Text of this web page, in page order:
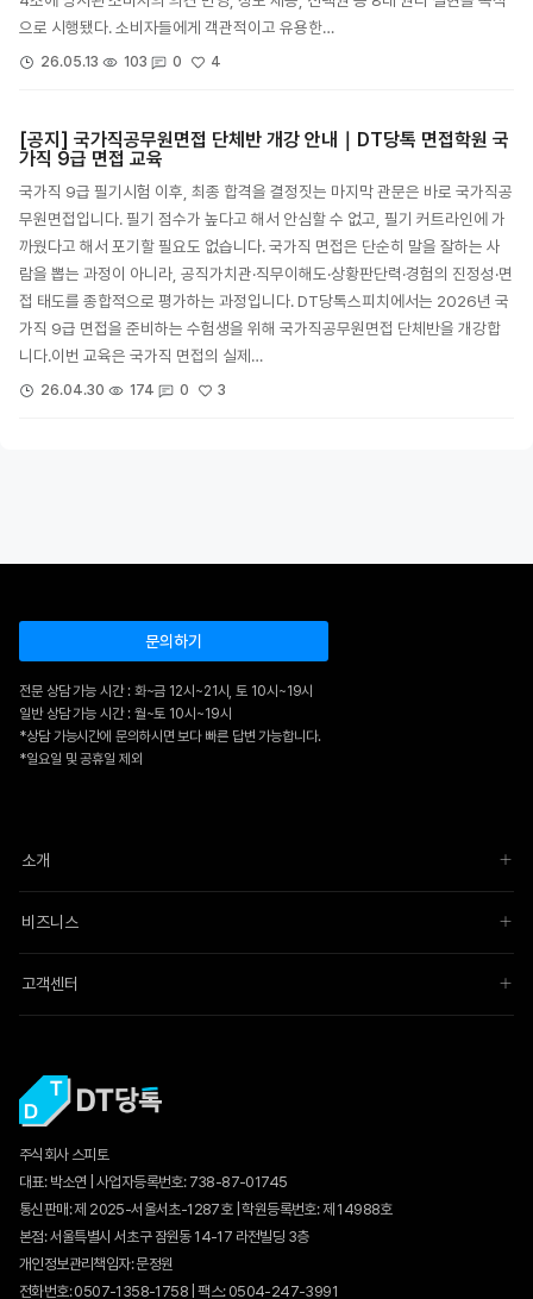
으로 시행됐다. 소비자들에게 객관적이고 유용한…
26.05.13 103 0 4
[공지] 국가직공무원면접 단체반 개강 안내｜DT당톡 면접학원 국
가직 9급 면접 교육
국가직 9급 필기시험 이후, 최종 합격을 결정짓는 마지막 관문은 바로 국가직공
무원면접입니다. 필기 점수가 높다고 해서 안심할 수 없고, 필기 커트라인에 가
까웠다고 해서 포기할 필요도 없습니다. 국가직 면접은 단순히 말을 잘하는 사
람을 뽑는 과정이 아니라, 공직가치관·직무이해도·상황판단력·경험의 진정성·면
접 태도를 종합적으로 평가하는 과정입니다. DT당톡스피치에서는 2026년 국
가직 9급 면접을 준비하는 수험생을 위해 국가직공무원면접 단체반을 개강합
니다.이번 교육은 국가직 면접의 실제…
26.04.30 174 0 3
문의하기
전문 상담 가능 시간 : 화~금 12시~21시, 토 10시~19시
일반 상담 가능 시간 : 월~토 10시~19시
*상담 가능시간에 문의하시면 보다 빠른 답변 가능합니다.
*일요일 및 공휴일 제외
소개
비즈니스
고객센터
주식회사 스피토
대표: 박소연 | 사업자등록번호: 738-87-01745
통신판매:제 2025-서울서초-1287호| 학원등록번호: 제 14988호
본점: 서울특별시 서초구 잠원동 14-17 라전빌딩 3층
개인정보관리책임자: 문정원
전화번호: 0507-1358-1758 | 팩스: 0504-247-3991